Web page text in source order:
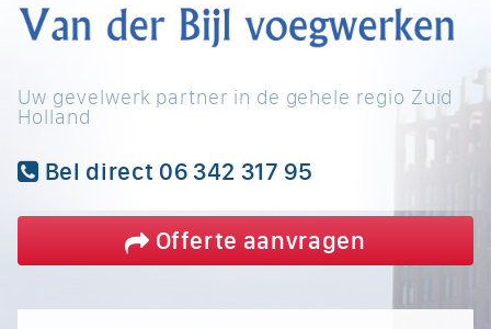
Uw gevelwerk partner in de gehele regio Zuid
Holland
Bel direct 06 342 317 95
Offerte aanvragen
BLOG
CONTACT